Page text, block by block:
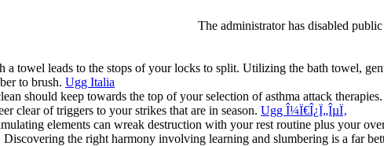
The administrator has disabled
towel leads to the stops of your locks to split. Utilizing the bath towel,
to brush. Ugg Italia
should keep towards the top of your selection of asthma attack therapies.
clear of triggers to your strikes that are in season. Ugg Î¼Ï€Î¿Ï„ÎµÏ‚
elements can wreak destruction with your rest routine plus your
the right harmony involving learning and slumbering is a far